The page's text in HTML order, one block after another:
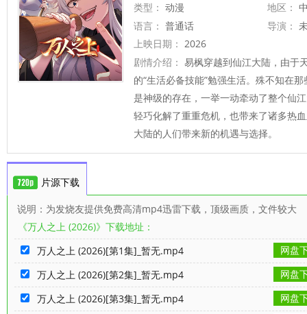
类型： 动漫 地区：
语言： 普通话 导演：
上映日期： 2026
剧情介绍： 易枫穿越到仙江大陆，由于
的“生活必备技能”勉强生活。殊不知在
是神级的存在，一举一动牵动了整个仙
轻巧化解了重重危机，也带来了诸多热
大陆的人们带来新的机遇与选择。
片源下载
说明：为发烧友提供免费高清mp4迅雷下载，顶级画质，文件较大
《万人之上 (2026)》下载地址：
万人之上 (2026)[第1集]_暂无.mp4
网盘
万人之上 (2026)[第2集]_暂无.mp4
网盘
万人之上 (2026)[第3集]_暂无.mp4
网盘